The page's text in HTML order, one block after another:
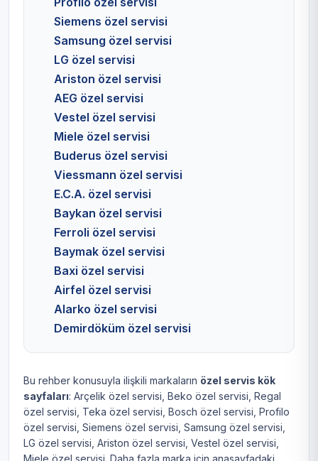
Siemens özel servisi
Samsung özel servisi
LG özel servisi
Ariston özel servisi
AEG özel servisi
Vestel özel servisi
Miele özel servisi
Buderus özel servisi
Viessmann özel servisi
E.C.A. özel servisi
Baykan özel servisi
Ferroli özel servisi
Baymak özel servisi
Baxi özel servisi
Airfel özel servisi
Alarko özel servisi
Demirdöküm özel servisi
Bu rehber konusuyla ilişkili markaların özel servis kök
sayfaları: Arçelik özel servisi Beko özel servisi Regal
özel servisi Teka özel servisi Bosch özel servisi Profilo
özel servisi Siemens özel servisi Samsung özel servisi
LG özel servisi Ariston özel servisi Vestel özel servisi
Miele özel servisi . Daha fazla marka için anasayfadaki